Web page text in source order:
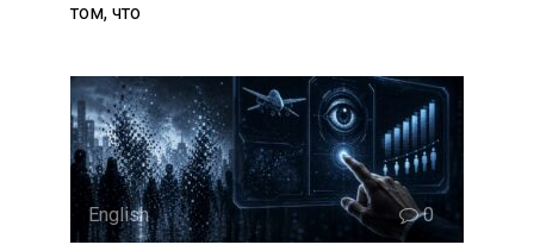
том, что
English 0